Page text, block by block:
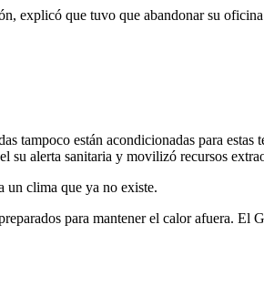
explicó que tuvo que abandonar su
tampoco están acondicionadas para estas
alerta sanitaria y movilizó recursos
un clima que ya no existe.
para mantener el calor afuera. El